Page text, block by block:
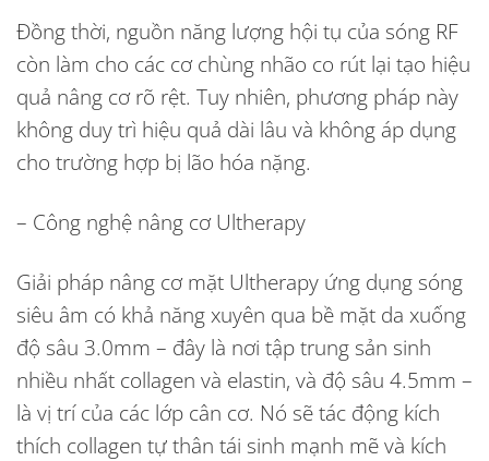
Đồng thời, nguồn năng lượng hội tụ của sóng RF
còn làm cho các cơ chùng nhão co rút lại tạo hiệu
quả nâng cơ rõ rệt. Tuy nhiên, phương pháp này
không duy trì hiệu quả dài lâu và không áp dụng
cho trường hợp bị lão hóa nặng.
– Công nghệ nâng cơ Ultherapy
Giải pháp nâng cơ mặt Ultherapy ứng dụng sóng
siêu âm có khả năng xuyên qua bề mặt da xuống
độ sâu 3.0mm – đây là nơi tập trung sản sinh
nhiều nhất collagen và elastin, và độ sâu 4.5mm –
là vị trí của các lớp cân cơ. Nó sẽ tác động kích
thích collagen tự thân tái sinh mạnh mẽ và kích